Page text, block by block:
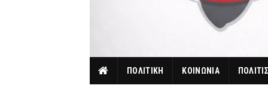
ΠΟΛΙΤΙΚΗ ΚΟΙΝΩΝΙΑ